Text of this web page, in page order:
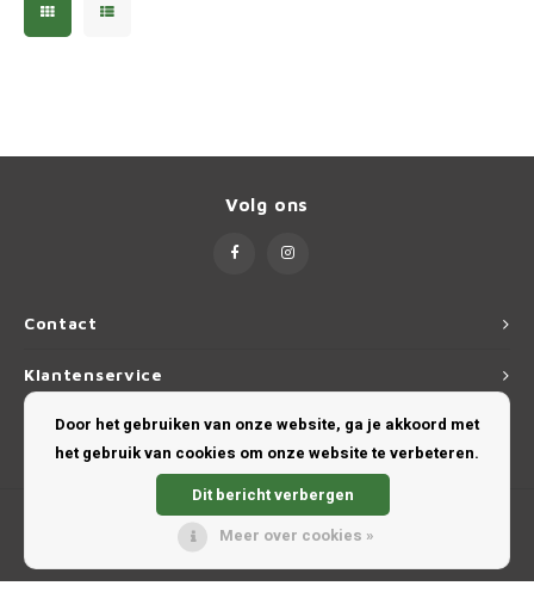
Contact
Volg ons
Klantenservice
Mijn account
Door het gebruiken van onze website, ga je akkoord met
het gebruik van cookies om onze website te verbeteren.
Dit bericht verbergen
Meer over cookies »